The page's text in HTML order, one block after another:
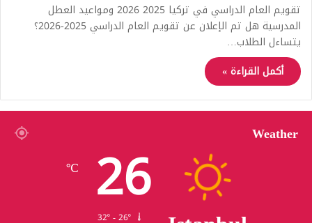
تقويم العام الدراسي في تركيا 2025 2026 ومواعيد العطل
المدرسية هل تم الإعلان عن تقويم العام الدراسي 2025-2026؟
يتساءل الطلاب…
أكمل القراءة »
Weather
26
℃